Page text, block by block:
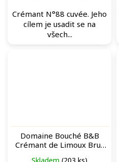
Crémant N°88 cuvée. Jeho
cílem je usadit se na
všech...
Domaine Bouché B&B
Crémant de Limoux Brut
Skladem (203 ks)